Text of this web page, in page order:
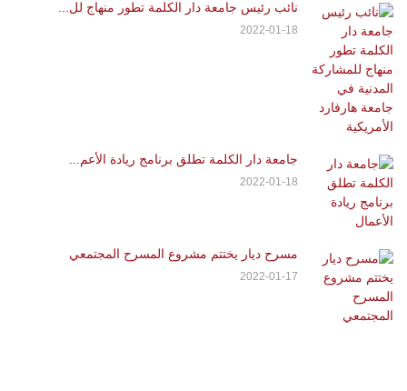
نائب رئيس جامعة دار الكلمة تطور منهاج لل...
2022-01-18
جامعة دار الكلمة تطلق برنامج ريادة الأعم...
2022-01-18
مسرح ديار يختتم مشروع المسرح المجتمعي
2022-01-17